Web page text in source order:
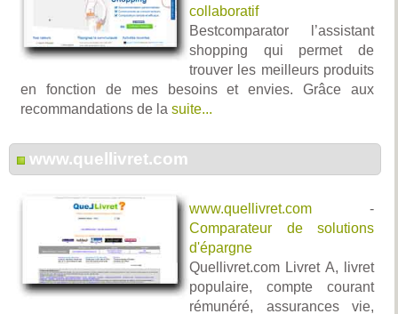
collaboratif
Bestcomparator l’assistant
shopping qui permet de
trouver les meilleurs produits
en fonction de mes besoins et envies. Grâce aux
recommandations de la suite...
www.quellivret.com
www.quellivret.com -
Comparateur de solutions
d'épargne
Quellivret.com Livret A, livret
populaire, compte courant
rémunéré, assurances vie,